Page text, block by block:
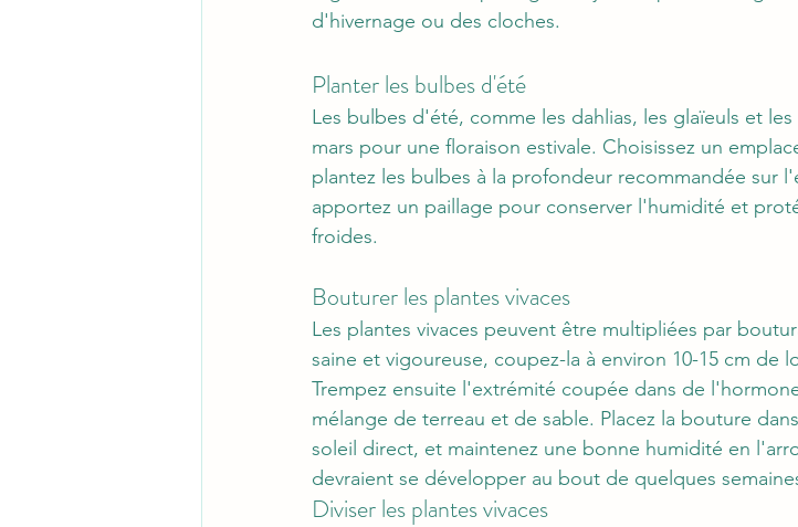
d'hivernage ou des cloches.
Planter les bulbes d'été
Les bulbes d'été, comme les dahlias, les glaïeuls et
mars pour une floraison estivale. Choisissez un
plantez les bulbes à la profondeur recommandée sur
apportez un paillage pour conserver l'humidité et
froides.
Bouturer les plantes vivaces
Les plantes vivaces peuvent être multipliées par
saine et vigoureuse, coupez-la à environ 10-15 cm de
Trempez ensuite l'extrémité coupée dans de
mélange de terreau et de sable. Placez la bouture
soleil direct, et maintenez une bonne humidité en
devraient se développer au bout de quelques
Diviser les plantes vivaces